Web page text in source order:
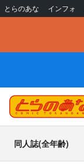
とらのあな インフォ
同人誌(全年齢)